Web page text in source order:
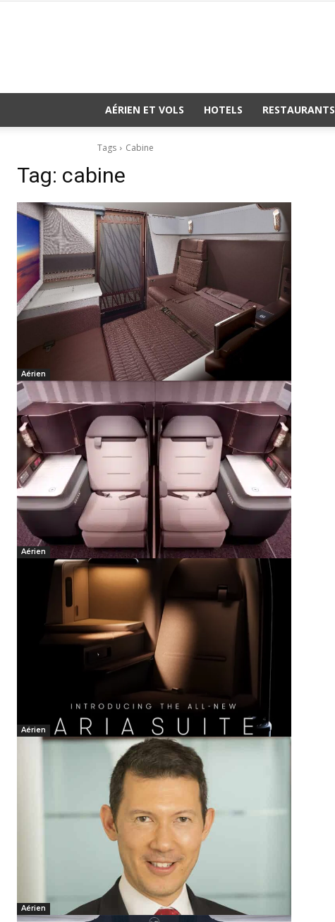
AÉRIEN ET VOLS HOTELS RESTAURANTS
Tags Cabine
Tag: cabine
Aérien
Aérien
Aérien
Aérien